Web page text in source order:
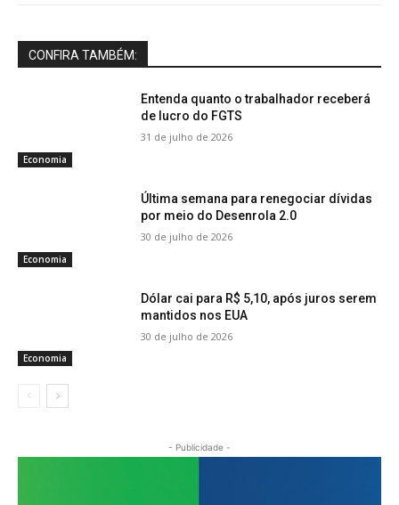
CONFIRA TAMBÉM:
Economia
Entenda quanto o trabalhador receberá
de lucro do FGTS
31 de julho de 2026
Economia
Última semana para renegociar dívidas
por meio do Desenrola 2.0
30 de julho de 2026
Economia
Dólar cai para R$ 5,10, após juros serem
mantidos nos EUA
30 de julho de 2026
- Publicidade -